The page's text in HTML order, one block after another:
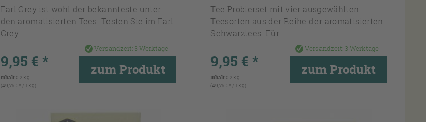
Earl Grey ist wohl der bekannteste unter
den aromatisierten Tees. Testen Sie im Earl
Grey...
Versandzeit: 3 Werktage
9,95 € *
Inhalt 0.2 Kg
(49,75 € * / 1 Kg)
zum Produkt
Tee Probierset mit vier ausgewählten
Teesorten aus der Reihe der aromatisierten
Schwarztees. Für...
Versandzeit: 3 Werktage
9,95 € *
Inhalt 0.2 Kg
(49,75 € * / 1 Kg)
zum Produkt